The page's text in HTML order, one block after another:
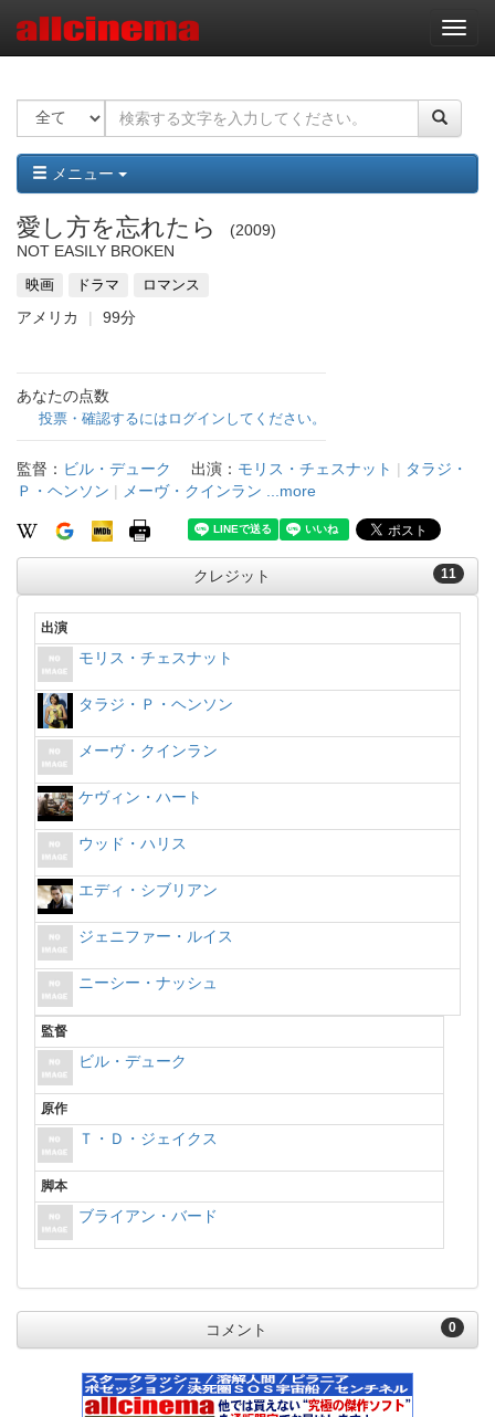
ナ
ビ
ー
ョ
ン
メニュー
愛し方を忘れたら
2009
NOT EASILY BROKEN
映画 ドラマ ロマンス
アメリカ 99分
あなたの点数
投票・確認するにはログインしてください。
監督： ビル・デューク 出演： モリス・チェスナット | タラジ・
Ｐ・ヘンソン | メーヴ・クインラン ...more
11
クレジット
出演
モリス・チェスナット
タラジ・Ｐ・ヘンソン
メーヴ・クインラン
ケヴィン・ハート
ウッド・ハリス
エディ・シブリアン
ジェニファー・ルイス
ニーシー・ナッシュ
監督
ビル・デューク
原作
Ｔ・Ｄ・ジェイクス
脚本
ブライアン・バード
0
コメント